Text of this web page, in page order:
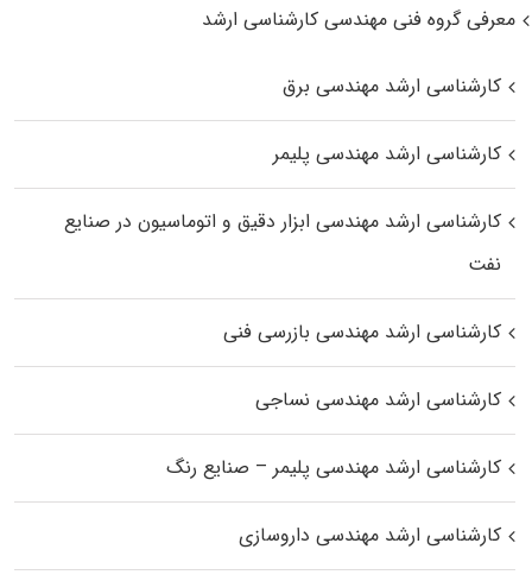
معرفی گروه فنی مهندسی کارشناسی ارشد
کارشناسی ارشد مهندسی برق
کارشناسی ارشد مهندسی پلیمر
کارشناسی ارشد مهندسی ابزار دقیق و اتوماسیون در صنایع
نفت
کارشناسی ارشد مهندسی بازرسی فنی
کارشناسی ارشد مهندسی نساجی
کارشناسی ارشد مهندسی پلیمر – صنایع رنگ
کارشناسی ارشد مهندسی داروسازی